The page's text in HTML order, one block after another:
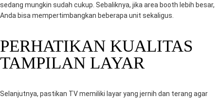
sedang mungkin sudah cukup. Sebaliknya, jika area booth lebih besar,
Anda bisa mempertimbangkan beberapa unit sekaligus.
PERHATIKAN KUALITAS
TAMPILAN LAYAR
Selanjutnya, pastikan TV memiliki layar yang jernih dan terang agar